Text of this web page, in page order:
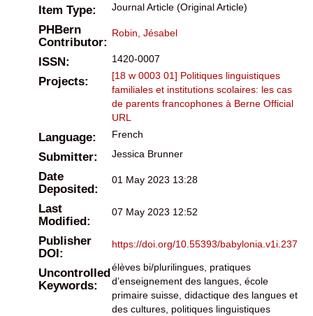
Item Type: Journal Article (Original Article)
PHBern
Contributor:
Robin, Jésabel
ISSN: 1420-0007
Projects:
[18 w 0003 01] Politiques linguistiques
familiales et institutions scolaires: les cas
de parents francophones à Berne Official
URL
Language: French
Submitter: Jessica Brunner
Date
Deposited:
01 May 2023 13:28
Last
Modified:
07 May 2023 12:52
Publisher
DOI:
https://doi.org/10.55393/babylonia.v1i.237
Uncontrolled
Keywords:
élèves bi/plurilingues, pratiques
d’enseignement des langues, école
primaire suisse, didactique des langues et
des cultures, politiques linguistiques